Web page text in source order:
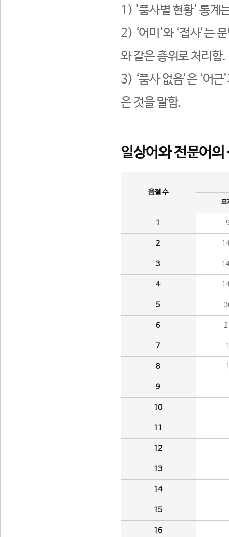
1) '품사별 현황' 통계
2) ‘어미’와 ‘접사’는
와 같은 층위로 처리함.
3) ‘품사 없음’은 ‘어
은 것을 말함.
일상어와 전문어의
음절 수
표
1
2
3
4
5
6
7
8
9
10
11
12
13
14
15
16